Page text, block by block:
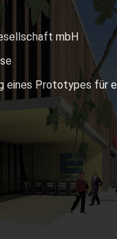
mbH
eines Prototypes für